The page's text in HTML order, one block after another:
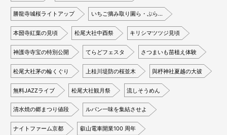
勝龍寺城桜ライトアップ いちご摘み取り園ら・ぷら…
本圀寺紅葉の見頃 松尾大社中酉祭 キリシマツツジ見頃
神護寺寺宝の特別公開 てらどフェスタ さつまいも苗植え体験
松尾大社茅の輪くぐり 上桂川堤防の桜並木 與杼神社夏越の大祓
無料JAZZライブ 松尾大社観月祭 流しそうめん
清水焼の郷まつり値段 ルパン一味を集結させよ
ナイトファーム京都 叡山電車開業100 周年